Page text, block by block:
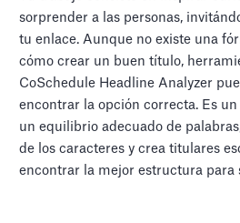
sorprender a las personas,
tu enlace. Aunque no existe una
cómo crear un buen título,
CoSchedule Headline Analyzer
encontrar la opción correcta. Es
un equilibrio adecuado de
de los caracteres y crea titulares
encontrar la mejor estructura para